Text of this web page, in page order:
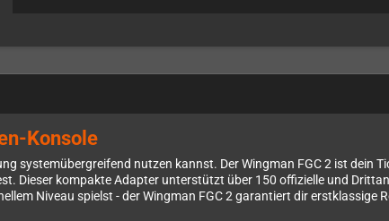
Konsole
systemübergreifend nutzen kannst. Der Wingman FGC 2 ist dein
Dieser kompakte Adapter unterstützt über 150 offizielle und
Niveau spielst - der Wingman FGC 2 garantiert dir erstklassige